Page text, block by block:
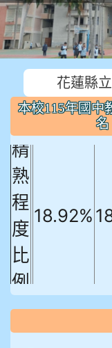
花蓮縣
本校115年國中
名
本校115年
學生共計22
國文
精
熟
程
度
比
例
18.92%
906陳兆宏
912余 嘉